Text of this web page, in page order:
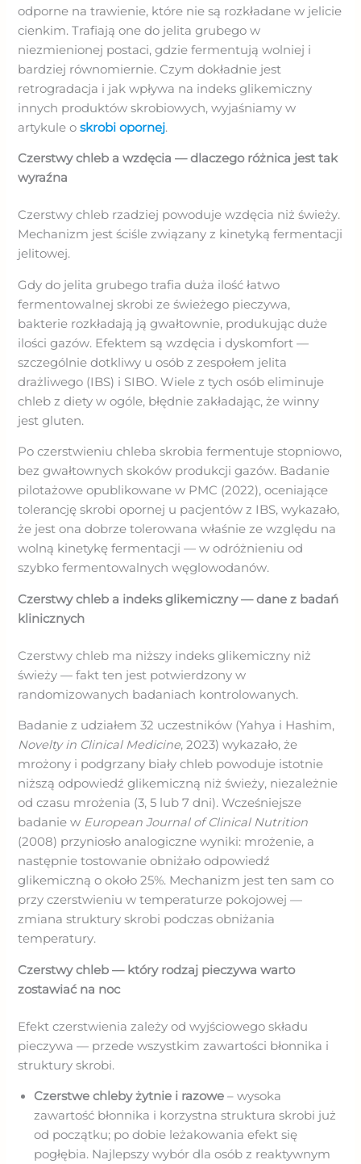
odporne na trawienie, które nie są rozkładane w jelicie
cienkim. Trafiają one do jelita grubego w
niezmienionej postaci, gdzie fermentują wolniej i
bardziej równomiernie. Czym dokładnie jest
retrogradacja i jak wpływa na indeks glikemiczny
innych produktów skrobiowych, wyjaśniamy w
artykule oskrobi opornej.
Czerstwy chleb a wzdęcia — dlaczego różnica jest tak
wyraźna
Czerstwy chleb rzadziej powoduje wzdęcia niż świeży.
Mechanizm jest ściśle związany z kinetyką fermentacji
jelitowej.
Gdy do jelita grubego trafia duża ilość łatwo
fermentowalnej skrobi ze świeżego pieczywa,
bakterie rozkładają ją gwałtownie, produkując duże
ilości gazów. Efektem są wzdęcia i dyskomfort —
szczególnie dotkliwy u osób z zespołem jelita
drażliwego (IBS) i SIBO. Wiele z tych osób eliminuje
chleb z diety w ogóle, błędnie zakładając, że winny
jest gluten.
Po czerstwieniu chleba skrobia fermentuje stopniowo,
bez gwałtownych skoków produkcji gazów. Badanie
pilotażowe opublikowane w PMC (2022), oceniające
tolerancję skrobi opornej u pacjentów z IBS, wykazało,
że jest ona dobrze tolerowana właśnie ze względu na
wolną kinetykę fermentacji — w odróżnieniu od
szybko fermentowalnych węglowodanów.
Czerstwy chleb a indeks glikemiczny — dane z badań
klinicznych
Czerstwy chleb ma niższy indeks glikemiczny niż
świeży — fakt ten jest potwierdzony w
randomizowanych badaniach kontrolowanych.
Badanie z udziałem 32 uczestników (Yahya i Hashim,
Novelty in Clinical Medicine, 2023) wykazało, że
mrożony i podgrzany biały chleb powoduje istotnie
niższą odpowiedź glikemiczną niż świeży, niezależnie
od czasu mrożenia (3, 5 lub 7 dni). Wcześniejsze
badanie w European Journal of Clinical Nutrition
(2008) przyniosło analogiczne wyniki: mrożenie, a
następnie tostowanie obniżało odpowiedź
glikemiczną o około 25%. Mechanizm jest ten sam co
przy czerstwieniu w temperaturze pokojowej —
zmiana struktury skrobi podczas obniżania
temperatury.
Czerstwy chleb — który rodzaj pieczywa warto
zostawiać na noc
Efekt czerstwienia zależy od wyjściowego składu
pieczywa — przede wszystkim zawartości błonnika i
struktury skrobi.
Czerstwe chleby żytnie i razowe – wysoka
zawartość błonnika i korzystna struktura skrobi już
od początku; po dobie leżakowania efekt się
pogłębia. Najlepszy wybór dla osób z reaktywnym